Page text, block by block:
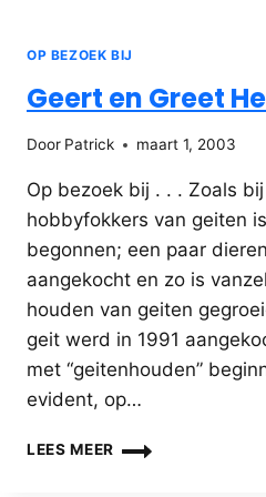
OP BEZOEK BIJ
Geert en Greet
Door Patrick maart 1, 2003
Op bezoek bij . . . Zoals
hobbyfokkers van geiten
begonnen; een paar
aangekocht en zo is
houden van geiten
geit werd in 1991
met “geitenhouden”
evident, op…
LEES MEER GEERT